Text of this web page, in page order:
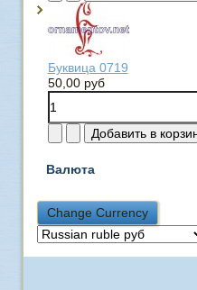
Буквица 0719
50,00 руб
Валюта